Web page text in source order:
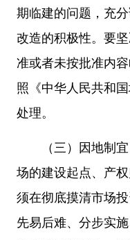
期临建的问题，充
改造的积极性。要
准或者未按批准内
照《中华人民共和
处理。
（三）因地制宜
场的建设起点、产
须在彻底摸清市场
先易后难、分步实